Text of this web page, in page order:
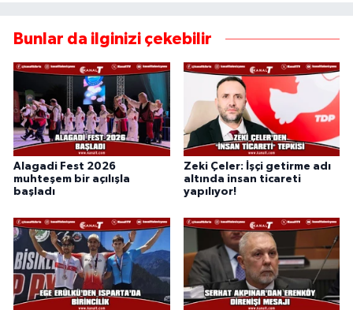
Bunlar da ilginizi çekebilir
Alagadi Fest 2026
muhteşem bir açılışla
başladı
Zeki Çeler: İşçi getirme adı
altında insan ticareti
yapılıyor!